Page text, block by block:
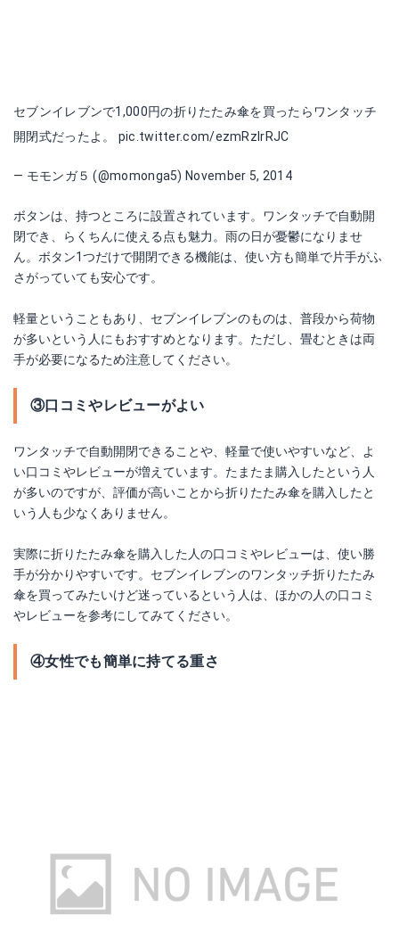
セブンイレブンで1,000円の折りたたみ傘を買ったらワンタッチ
開閉式だったよ。 pic.twitter.com/ezmRzIrRJC
— モモンガ５ (@momonga5) November 5, 2014
ボタンは、持つところに設置されています。ワンタッチで自動開
閉でき、らくちんに使える点も魅力。雨の日が憂鬱になりませ
ん。ボタン1つだけで開閉できる機能は、使い方も簡単で片手がふ
さがっていても安心です。
軽量ということもあり、セブンイレブンのものは、普段から荷物
が多いという人にもおすすめとなります。ただし、畳むときは両
手が必要になるため注意してください。
③口コミやレビューがよい
ワンタッチで自動開閉できることや、軽量で使いやすいなど、よ
い口コミやレビューが増えています。たまたま購入したという人
が多いのですが、評価が高いことから折りたたみ傘を購入したと
いう人も少なくありません。
実際に折りたたみ傘を購入した人の口コミやレビューは、使い勝
手が分かりやすいです。セブンイレブンのワンタッチ折りたたみ
傘を買ってみたいけど迷っているという人は、ほかの人の口コミ
やレビューを参考にしてみてください。
④女性でも簡単に持てる重さ